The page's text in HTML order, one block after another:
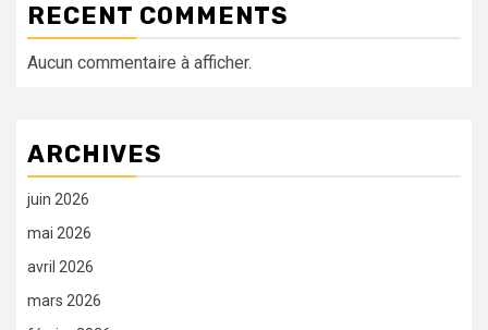
RECENT COMMENTS
Aucun commentaire à afficher.
ARCHIVES
juin 2026
mai 2026
avril 2026
mars 2026